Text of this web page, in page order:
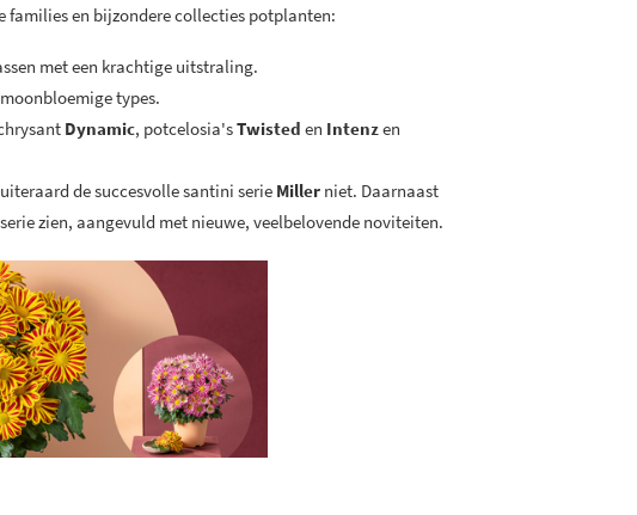
families en bijzondere collecties potplanten:
met een krachtige uitstraling.
types.
Dynamic, potcelosia'sTwisted en Intenzen
de succesvolle santini serie Miller niet. Daarnaast
serie zien, aangevuld met nieuwe, veelbelovende noviteiten.